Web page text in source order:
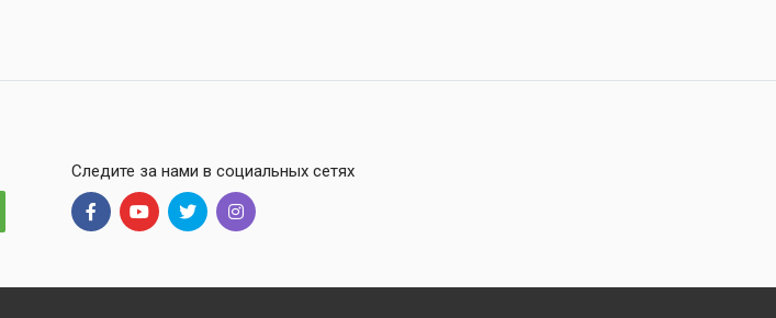
Следите за нами в социальных сетях